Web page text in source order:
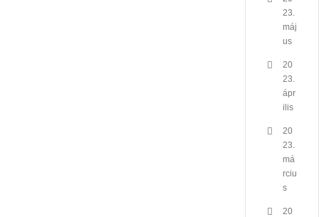
23.
máj
us
20
23.
ápr
ilis
20
23.
má
rciu
s
20